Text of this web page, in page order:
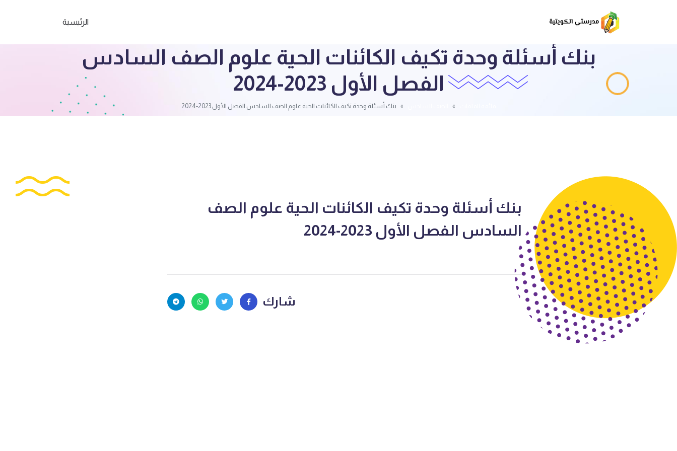
الرئيسية
بنك أسئلة وحدة تكيف الكائنات الحية علوم الصف السادس
الفصل الأول 2023-2024
بنك أسئلة وحدة تكيف الكائنات الحية علوم الصف السادس الفصل الأول 2023-2024
بنك أسئلة وحدة تكيف الكائنات الحية علوم الصف
السادس الفصل الأول 2023-2024
شارك